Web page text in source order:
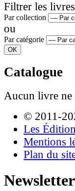
Filtrer les
Par collection
ou
Par catégorie
Catalogue
Aucun livre ne
© 2011-
Les
Mentions
Plan du
Newsletter